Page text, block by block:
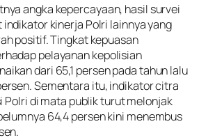
angka kepercayaan, hasil survei
kinerja Polri lainnya yang
positif. Tingkat kepuasan
pelayanan kepolisian
dari 65,1 persen pada tahun lalu
Sementara itu, indikator citra
di mata publik turut melonjak
64,4 persen kini menembus